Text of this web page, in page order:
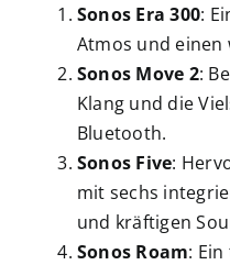
Sonos Era 300:
Atmos und einen
Sonos Move 2:
Klang und die
Bluetooth.
Sonos Five:
mit sechs
und kräftigen
Sonos Roam: